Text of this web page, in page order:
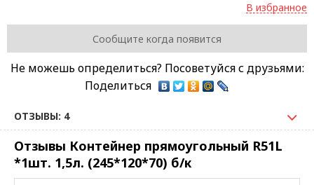
В избранное
Сообщите когда появится
Не можешь определиться? Посоветуйся с друзьями:
Поделиться
ОТЗЫВЫ: 4
Отзывы Контейнер прямоугольный R51L
*1шт. 1,5л. (245*120*70) б/к